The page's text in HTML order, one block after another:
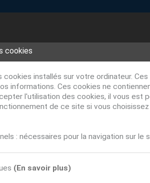
cookies
cookies installés sur votre ordinateur.
informations. Ces cookies ne
l'utilisation des cookies, il vous est
de ce site si vous
: nécessaires pour la navigation sur le
(En savoir plus)